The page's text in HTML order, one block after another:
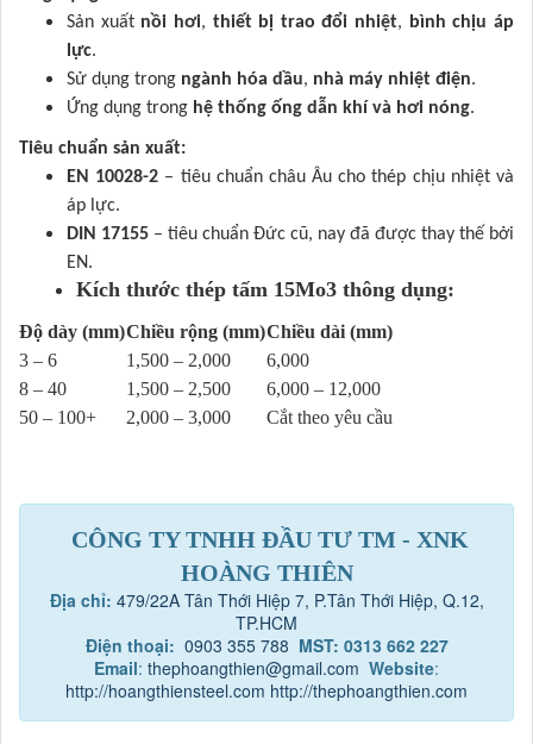
Sản xuất nồi hơi, thiết bị trao đổi nhiệt, bình chịu áp
lực.
Sử dụng trong ngành hóa dầu, nhà máy nhiệt điện.
Ứng dụng trong hệ thống ống dẫn khí và hơi nóng.
Tiêu chuẩn sản xuất:
EN 10028-2 – tiêu chuẩn châu Âu cho thép chịu nhiệt và
áp lực.
DIN 17155 – tiêu chuẩn Đức cũ, nay đã được thay thế bởi
EN.
Kích thước thép tấm 15Mo3 thông dụng:
Độ dày (mm)Chiều rộng (mm)Chiều dài (mm)
3 – 6
1,500 – 2,000
6,000
8 – 40
1,500 – 2,500
6,000 – 12,000
50 – 100+
2,000 – 3,000 Cắt theo yêu cầu
CÔNG TY TNHH ĐẦU TƯ TM - XNK
HOÀNG THIÊN
Địa chỉ: 479/22A Tân Thới Hiệp 7, P.Tân Thới Hiệp, Q.12,
TP.HCM
Điện thoại: 0903 355 788 MST: 0313 662 227
Email: thephoangthien@gmail.com Website:
http://hoangthiensteel.com http://thephoangthien.com